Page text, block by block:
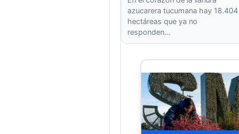
azucarera tucumana hay 18.404
hectáreas que ya no
responden…